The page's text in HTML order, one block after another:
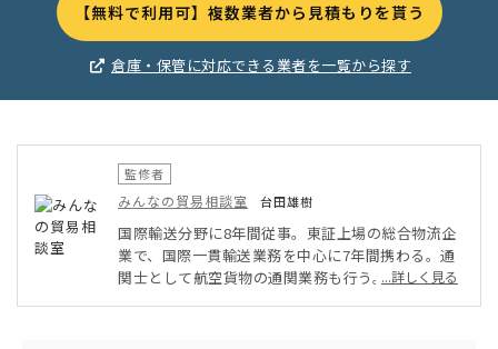
【無料で利用可】複数業者から見積もりを貰う
倉庫・保管に対応できる業者を一覧から探す
監修者
みんなの貿易相談室 台田雄樹
国際輸送分野に8年間従事。東証上場の総合物流企
業で、国際一貫輸送業務を中心に7年間携わる。通
関士として航空貨物の通関業務も行う。またミャン
...詳しく見る